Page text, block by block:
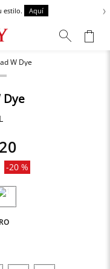
estilo. Aquí ›
W Dye
Dye
-20 %